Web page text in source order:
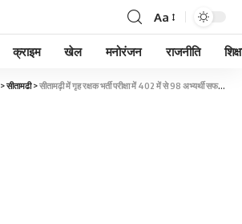
Aa
क्राइम खेल मनोरंजन राजनीति
>सीतामढी>सीतामढ़ी में गृह रक्षक भर्ती परीक्षा में 402 में से 98 अभ्यर्थी सफल, एक अनफिट